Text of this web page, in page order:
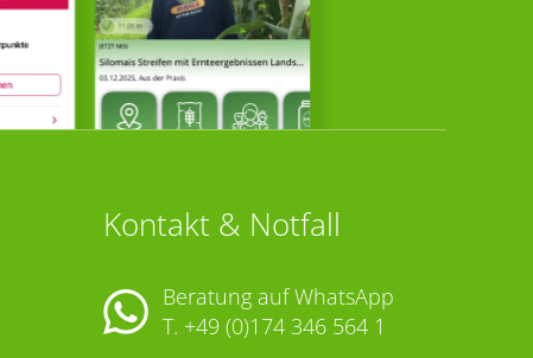
Kontakt & Notfall
Beratung auf WhatsApp
T. +49 (0)174 346 564 1